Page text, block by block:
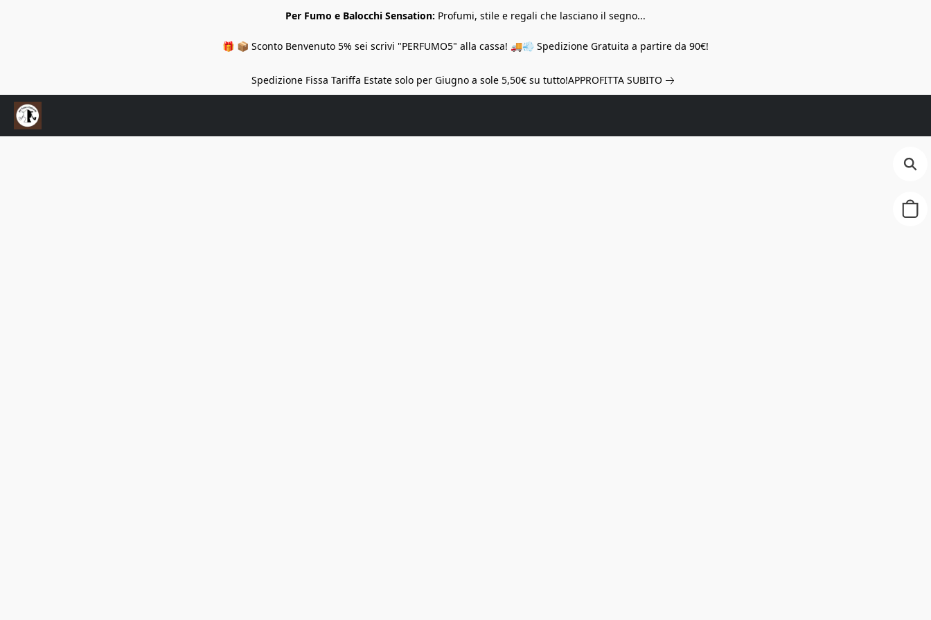
Per Fumo e Balocchi Sensation: Profumi, stile e regali che lasciano il segno...
🎁 📦 Sconto Benvenuto 5% sei scrivi "PERFUMO5" alla cassa! 🚚💨 Spedizione Gratuita a partire da 90€!
Spedizione Fissa Tariffa Estate solo per Giugno a sole 5,50€ su tutto!APPROFITTA SUBITO